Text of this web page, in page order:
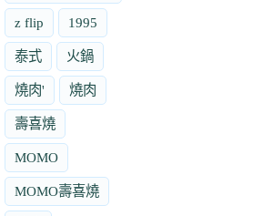
z flip 1995
泰式 火鍋
燒肉' 燒肉
壽喜燒
MOMO
MOMO壽喜燒